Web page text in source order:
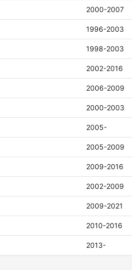
2000-2007
1996-2003
1998-2003
2002-2016
2006-2009
2000-2003
2005-
2005-2009
2009-2016
2002-2009
2009-2021
2010-2016
2013-